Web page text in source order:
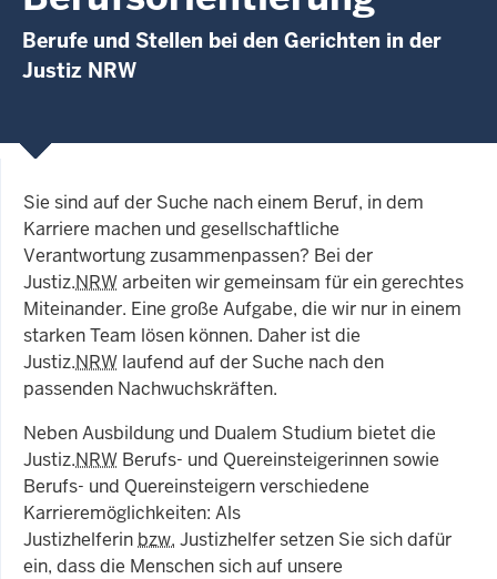
Berufe und Stellen bei den Gerichten in der
Justiz NRW
Sie sind auf der Suche nach einem Beruf, in dem
Karriere machen und gesellschaftliche
Verantwortung zusammenpassen? Bei der
Justiz.NRWarbeiten wir gemeinsam für ein gerechtes
Miteinander. Eine große Aufgabe, die wir nur in einem
starken Team lösen können. Daher ist die
Justiz.NRW laufend auf der Suche nach den
passenden Nachwuchskräften.
Neben Ausbildung und Dualem Studium bietet die
Justiz.NRW Berufs- und Quereinsteigerinnen sowie
Berufs- und Quereinsteigern verschiedene
Karrieremöglichkeiten: Als
Justizhelferin bzw. Justizhelfer setzen Sie sich dafür
ein, dass die Menschen sich auf unsere